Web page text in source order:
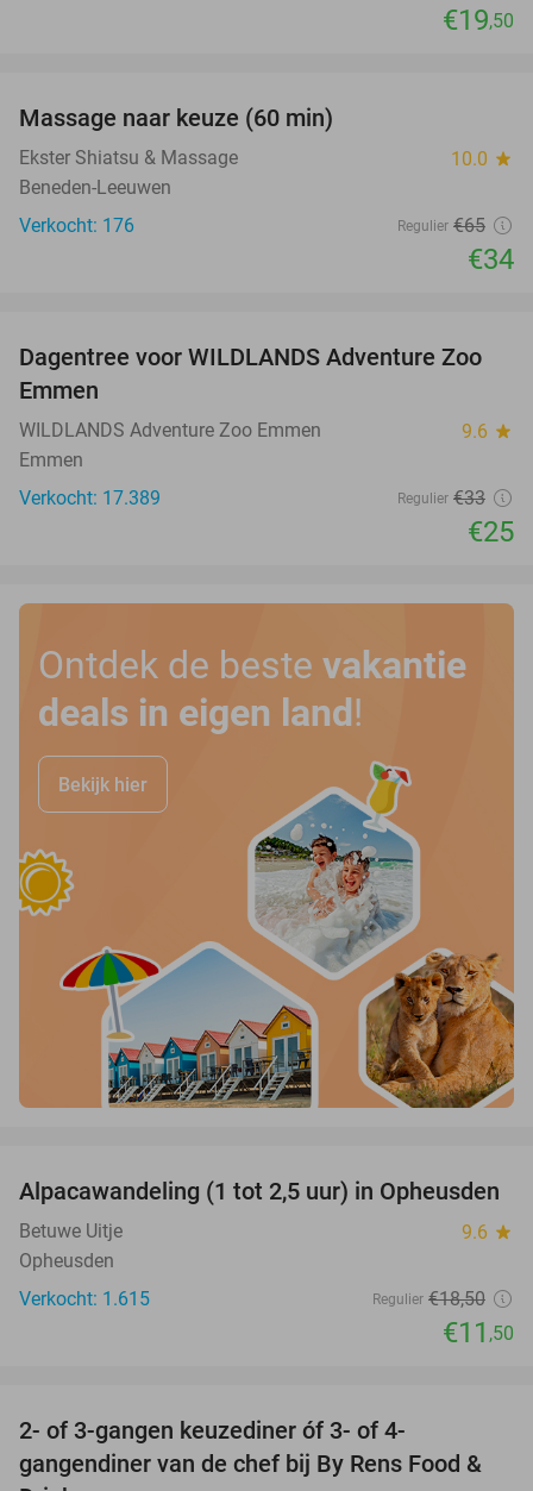
€19,50
Massage naar keuze (60 min)
Ekster Shiatsu & Massage 10.0 star
Beneden-Leeuwen
Verkocht: 176
Regulier €65
€34
24%
Dagentree voor WILDLANDS Adventure Zoo
Emmen
WILDLANDS Adventure Zoo Emmen 9.6 star
Emmen
Verkocht: 17.389
Regulier €33
€25
Ontdek de beste vakantie
deals in eigen land !
Bekijk hier
38%
Alpacawandeling (1 tot 2,5 uur) in Opheusden
Betuwe Uitje 9.6 star
Opheusden
Verkocht: 1.615
Regulier €18,50
€11 ,50
2- of 3-gangen keuzediner óf 3- of 4-
gangendiner van de chef bij By Rens Food &